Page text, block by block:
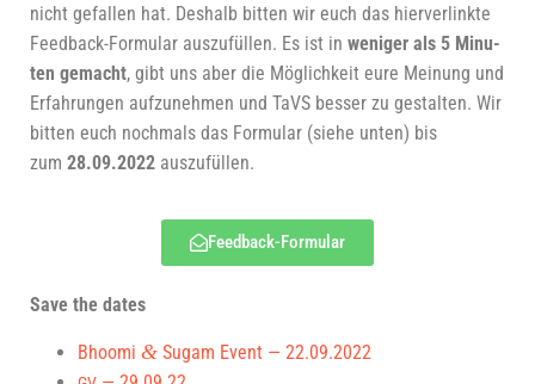
nicht gefal­len hat. Des­halb bit­ten wir euch das hier­ver­link­te
Feed­back-For­mu­lar aus­zu­fül­len. Es ist in weni­ger als 5 Minu­
ten gemacht, gibt uns aber die Mög­lich­keit eure Mei­nung und
Erfah­run­gen auf­zu­neh­men und TaVS bes­ser zu gestal­ten. Wir
bit­ten euch noch­mals das For­mu­lar (sie­he unten) bis
zum 28.09.2022 auszufüllen.
Feed­back-For­mu­lar
Save the dates
Bhoo­mi & Sugam Event — 22.09.2022